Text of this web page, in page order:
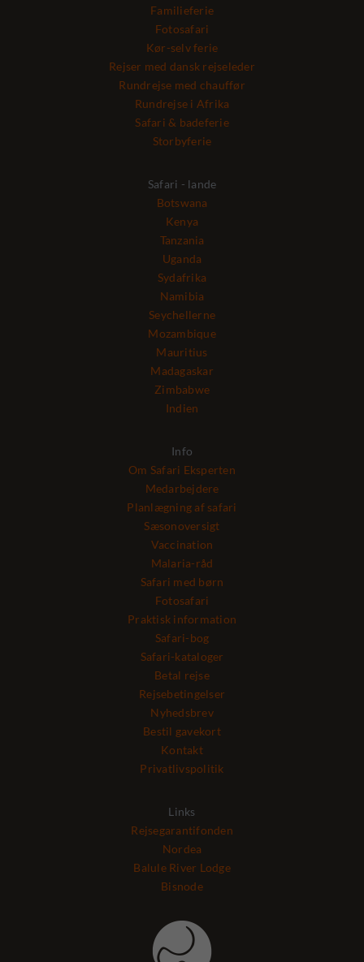
Familieferie
Fotosafari
Kør-selv ferie
Rejser med dansk rejseleder
Rundrejse med chauffør
Rundrejse i Afrika
Safari & badeferie
Storbyferie
Safari - lande
Botswana
Kenya
Tanzania
Uganda
Sydafrika
Namibia
Seychellerne
Mozambique
Mauritius
Madagaskar
Zimbabwe
Indien
Info
Om Safari Eksperten
Medarbejdere
Planlægning af safari
Sæsonoversigt
Vaccination
Malaria-råd
Safari med børn
Fotosafari
Praktisk information
Safari-bog
Safari-kataloger
Betal rejse
Rejsebetingelser
Nyhedsbrev
Bestil gavekort
Kontakt
Privatlivspolitik
Links
Rejsegarantifonden
Nordea
Balule River Lodge
Bisnode